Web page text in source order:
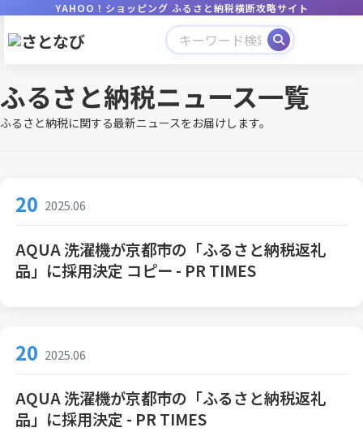
YAHOO！ショッピング ふるさと納税横断攻略サイト
ふるさと納税ニュース一覧
ふるさと納税に関する最新ニュースをお届けします。
20 2025.06
AQUA 洗濯機が京都市の「ふるさと納税返礼
品」に採用決定 コピー - PR TIMES
20 2025.06
AQUA 洗濯機が京都市の「ふるさと納税返礼
品」に採用決定 - PR TIMES